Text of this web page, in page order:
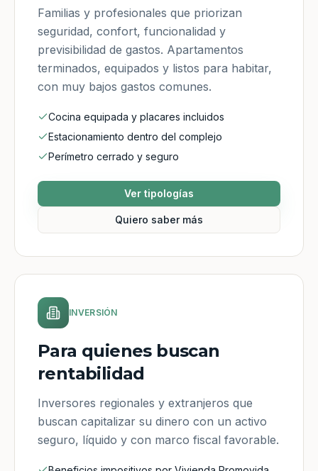
Familias y profesionales que priorizan
seguridad, confort, funcionalidad y
previsibilidad de gastos. Apartamentos
terminados, equipados y listos para habitar,
con muy bajos gastos comunes.
Cocina equipada y placares incluidos
Estacionamiento dentro del complejo
Perímetro cerrado y seguro
Ver tipologías
Quiero saber más
INVERSIÓN
Para quienes buscan
rentabilidad
Inversores regionales y extranjeros que
buscan capitalizar su dinero con un activo
seguro, líquido y con marco fiscal favorable.